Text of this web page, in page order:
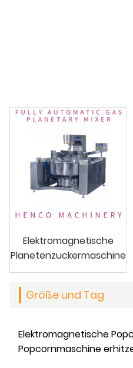
Elektromagnetische
Planetenzuckermaschine
Größe und Tag
Elektromagnetische
Popcornmaschine